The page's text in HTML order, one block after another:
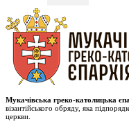
Мукачівська греко-католицька
візантійського обряду, яка
церкви.